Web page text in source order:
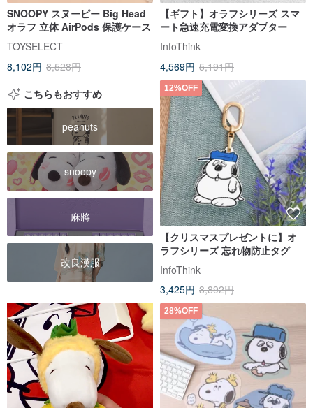
SNOOPY スヌーピー Big Head
オラフ 立体 AirPods 保護ケース
TOYSELECT
8,102円 8,528円
【ギフト】オラフシリーズ スマ
ート急速充電変換アダプター
InfoThink
4,569円 5,191円
こちらもおすすめ
peanuts
snoopy
麻將
改良漢服
12%OFF
【クリスマスプレゼントに】オ
ラフシリーズ 忘れ物防止タグ
InfoThink
3,425円 3,892円
28%OFF